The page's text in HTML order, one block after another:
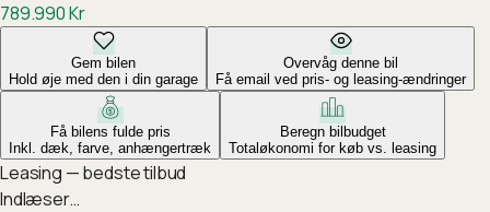
789.990Kr
Gem bilen
Hold øje med den i din garage
Overvåg denne bil
Få email ved pris- og leasing-ændringer
Få bilens fulde pris
Inkl. dæk, farve, anhængertræk
Beregn bilbudget
Totaløkonomi for køb vs. leasing
Leasing — bedste tilbud
Indlæser…